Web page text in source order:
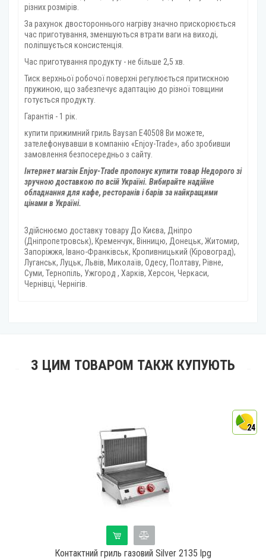
різних розмірів.
За рахунок двостороннього нагріву значно прискорюється
час приготування, зменшуються втрати ваги на виході,
поліпшується консистенція.
Час приготування продукту - не більше 2,5 хв.
Тиск верхньої робочої поверхні регулюється притискною
пружиною, що забезпечує адаптацію до різної товщини
готується продукту.
Гарантія - 1 рік.
купити прижимний гриль Baysan Е40508 Ви можете,
зателефонувавши в компанію «Enjoy-Trade», або зробивши
замовлення безпосередньо з сайту.
Інтернет магзін Enjoy-Trade пропонує купити товарНедорого зі
зручною доставкою по всій Україні. Вибирайте надійне
обладнання для кафе, ресторанів і барів за найкращими
цінами в Україні.
Здійснюємо доставку товару До Києва, Дніпро
(Дніпропетровськ), Кременчук, Вінницю, Донецьк, Житомир,
Запоріжжя, Івано-Франківськ, Кропивницький (Кіровоград),
Луганськ, Луцьк, Львів, Миколаїв, Одесу, Полтаву, Рівне,
Суми, Тернопіль, Ужгород , Харків, Херсон, Черкаси,
Чернівці, Чернігів.
З ЦИМ ТОВАРОМ ТАКЖ КУПУЮТЬ
24
Контактний гриль газовий Silver 2135 lpg